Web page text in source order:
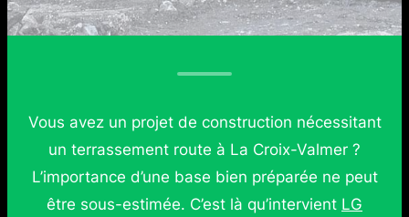
Vous avez un projet de construction nécessitant
un terrassement route à La Croix-Valmer ?
L’importance d’une base bien préparée ne peut
être sous-estimée. C’est là qu’intervient LG